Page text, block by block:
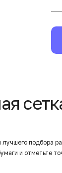
подбора
и отметьте